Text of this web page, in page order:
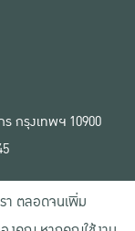
กรุงเทพฯ 10900
า ตลอดจนเพิ่ม